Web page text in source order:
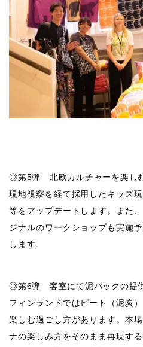
◎第5弾 北欧カルチャーを楽し
現地視察を経て採用したキッズ
等をアップデートします。また
ジナルのワークショップも実施
します。
◎第6弾 客室にて泥パックの提
フィンランドではピート（泥炭
楽しむ過ごし方があります。本
ナの楽しみ方をそのまま再現す